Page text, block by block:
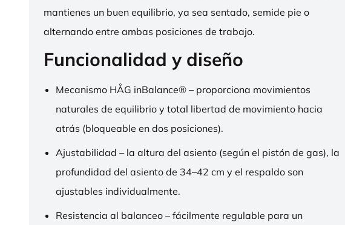
mantienes un buen equilibrio, ya sea sentado, semide pie o
alternando entre ambas posiciones de trabajo.
Funcionalidad y diseño
Mecanismo HÅG inBalance® – proporciona movimientos
naturales de equilibrio y total libertad de movimiento hacia
atrás (bloqueable en dos posiciones).
Ajustabilidad – la altura del asiento (según el pistón de gas), la
profundidad del asiento de 34–42 cm y el respaldo son
ajustables individualmente.
Resistencia al balanceo – fácilmente regulable para un